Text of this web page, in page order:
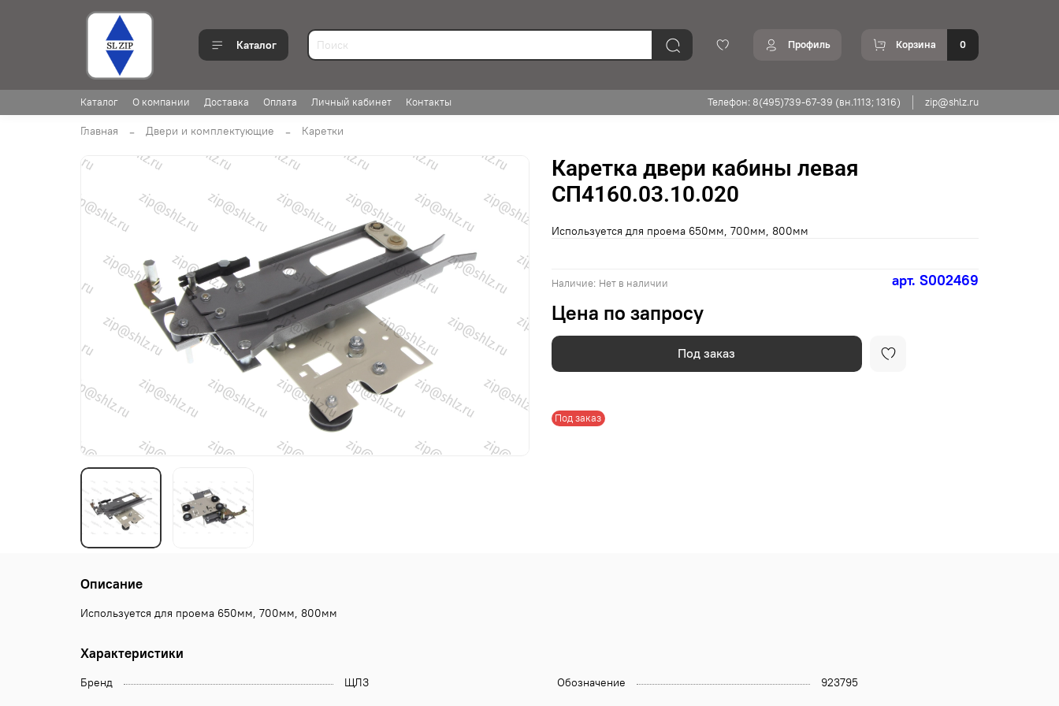
Каталог Профиль Корзина 0
Каталог О компании Доставка Оплата Личный кабинет Контакты Телефон: 8(495)739-67-39 (вн.1113; 1316) zip@shlz.ru
Главная Двери и комплектующие Каретки
арт. S002469
Наличие: Нет в наличии
Под заказ
Каретка двери кабины левая
СП4160.03.10.020
Цена по запросу
Под заказ
Используется для проема 650мм, 700мм, 800мм
Описание
Используется для проема 650мм, 700мм, 800мм
Характеристики
Бренд ЩЛЗ Обозначение 923795